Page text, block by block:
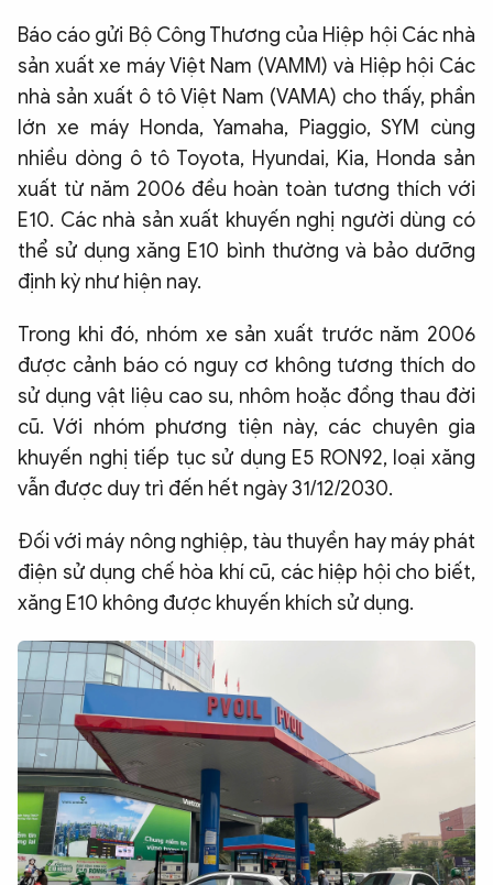
Báo cáo gửi Bộ Công Thương của Hiệp hội Các nhà
sản xuất xe máy Việt Nam (VAMM) và Hiệp hội Các
nhà sản xuất ô tô Việt Nam (VAMA) cho thấy, phần
lớn xe máy Honda, Yamaha, Piaggio, SYM cùng
nhiều dòng ô tô Toyota, Hyundai, Kia, Honda sản
xuất từ năm 2006 đều hoàn toàn tương thích với
E10. Các nhà sản xuất khuyến nghị người dùng có
thể sử dụng xăng E10 bình thường và bảo dưỡng
định kỳ như hiện nay.
Trong khi đó, nhóm xe sản xuất trước năm 2006
được cảnh báo có nguy cơ không tương thích do
sử dụng vật liệu cao su, nhôm hoặc đồng thau đời
cũ. Với nhóm phương tiện này, các chuyên gia
khuyến nghị tiếp tục sử dụng E5 RON92, loại xăng
vẫn được duy trì đến hết ngày 31/12/2030.
Đối với máy nông nghiệp, tàu thuyền hay máy phát
điện sử dụng chế hòa khí cũ, các hiệp hội cho biết,
xăng E10 không được khuyến khích sử dụng.